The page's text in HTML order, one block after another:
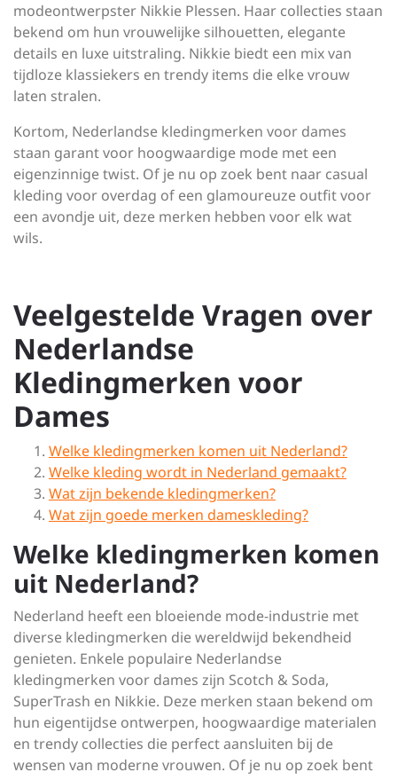
modeontwerpster Nikkie Plessen. Haar collecties staan
bekend om hun vrouwelijke silhouetten, elegante
details en luxe uitstraling. Nikkie biedt een mix van
tijdloze klassiekers en trendy items die elke vrouw
laten stralen.
Kortom, Nederlandse kledingmerken voor dames
staan garant voor hoogwaardige mode met een
eigenzinnige twist. Of je nu op zoek bent naar casual
kleding voor overdag of een glamoureuze outfit voor
een avondje uit, deze merken hebben voor elk wat
wils.
Veelgestelde Vragen over
Nederlandse
Kledingmerken voor
Dames
Welke kledingmerken komen uit Nederland?
Welke kleding wordt in Nederland gemaakt?
Wat zijn bekende kledingmerken?
Wat zijn goede merken dameskleding?
Welke kledingmerken komen
uit Nederland?
Nederland heeft een bloeiende mode-industrie met
diverse kledingmerken die wereldwijd bekendheid
genieten. Enkele populaire Nederlandse
kledingmerken voor dames zijn Scotch & Soda,
SuperTrash en Nikkie. Deze merken staan bekend om
hun eigentijdse ontwerpen, hoogwaardige materialen
en trendy collecties die perfect aansluiten bij de
wensen van moderne vrouwen. Of je nu op zoek bent